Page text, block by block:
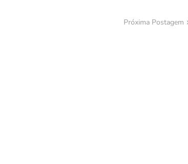
Próxima Postagem